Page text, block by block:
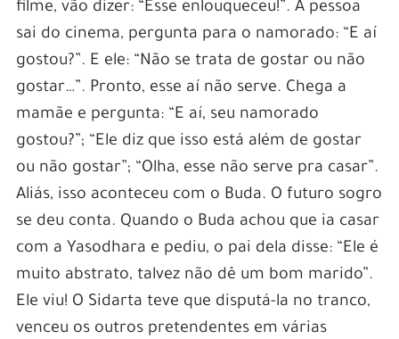
filme, vão dizer: “Esse enlouqueceu!”. A pessoa
sai do cinema, pergunta para o namorado: “E aí
gostou?”. E ele: “Não se trata de gostar ou não
gostar…”. Pronto, esse aí não serve. Chega a
mamãe e pergunta: “E aí, seu namorado
gostou?”; “Ele diz que isso está além de gostar
ou não gostar”; “Olha, esse não serve pra casar”.
Aliás, isso aconteceu com o Buda. O futuro sogro
se deu conta. Quando o Buda achou que ia casar
com a Yasodhara e pediu, o pai dela disse: “Ele é
muito abstrato, talvez não dê um bom marido”.
Ele viu! O Sidarta teve que disputá-la no tranco,
venceu os outros pretendentes em várias